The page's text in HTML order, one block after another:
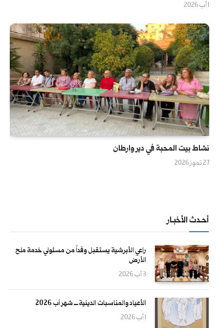
1 آب 2026
نشاط بيت المحبة في دير وارطان
27 تموز 2026
أحــدث الأخبــار
راعي الأبرشية يستقبل وفداً من مسئولي خدمة ملح
الأرض
3 آب 2026
الأعياد والمناسبات الدينية ــــ شهر آب 2026
1 آب 2026